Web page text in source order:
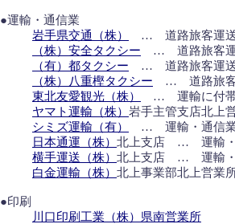
●運輸・通信業
岩手県交通（株）
… 道路旅客運
（株）安全タクシー … 道路旅客運
（有）都タクシー … 道路旅客運
（株）八重樫タクシー … 道路旅客
東北友愛観光（株）
… 運輸に付帯
ヤマト運輸（株） 岩手主管支店北
シミズ運輸（有）
… 運輸・通信
日本通運（株） 北上支店 … 運輸・
横手運送（株） 北上支店 … 運輸・
白金運輸（株） 北上事業部北上営
●印刷
川口印刷工業（株）県南営業所